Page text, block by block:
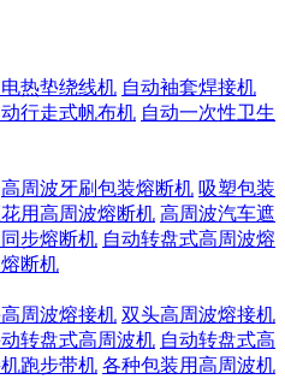
热垫绕线机 自动袖套焊接机
行走式帆布机 自动一次性卫生
高周波牙刷包装熔断机 吸塑包装
用高周波熔断机 高周波汽车遮
步熔断机 自动转盘式高周波熔
断机
周波熔接机 双头高周波熔接机
转盘式高周波机 自动转盘式高
跑步带机 各种包装用高周波机